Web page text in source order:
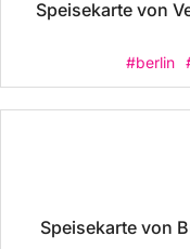
Speisekarte von
#berlin
Speisekarte von